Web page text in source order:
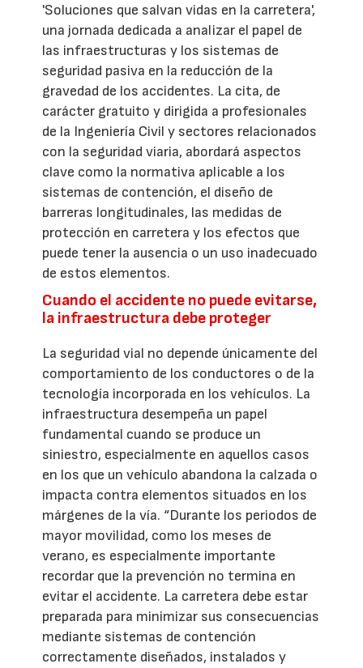
'Soluciones que salvan vidas en la carretera',
una jornada dedicada a analizar el papel de
las infraestructuras y los sistemas de
seguridad pasiva en la reducción de la
gravedad de los accidentes. La cita, de
carácter gratuito y dirigida a profesionales
de la Ingeniería Civil y sectores relacionados
con la seguridad viaria, abordará aspectos
clave como la normativa aplicable a los
sistemas de contención, el diseño de
barreras longitudinales, las medidas de
protección en carretera y los efectos que
puede tener la ausencia o un uso inadecuado
de estos elementos.
Cuando el accidente no puede evitarse,
la infraestructura debe proteger
La seguridad vial no depende únicamente del
comportamiento de los conductores o de la
tecnología incorporada en los vehículos. La
infraestructura desempeña un papel
fundamental cuando se produce un
siniestro, especialmente en aquellos casos
en los que un vehículo abandona la calzada o
impacta contra elementos situados en los
márgenes de la vía. “Durante los periodos de
mayor movilidad, como los meses de
verano, es especialmente importante
recordar que la prevención no termina en
evitar el accidente. La carretera debe estar
preparada para minimizar sus consecuencias
mediante sistemas de contención
correctamente diseñados, instalados y